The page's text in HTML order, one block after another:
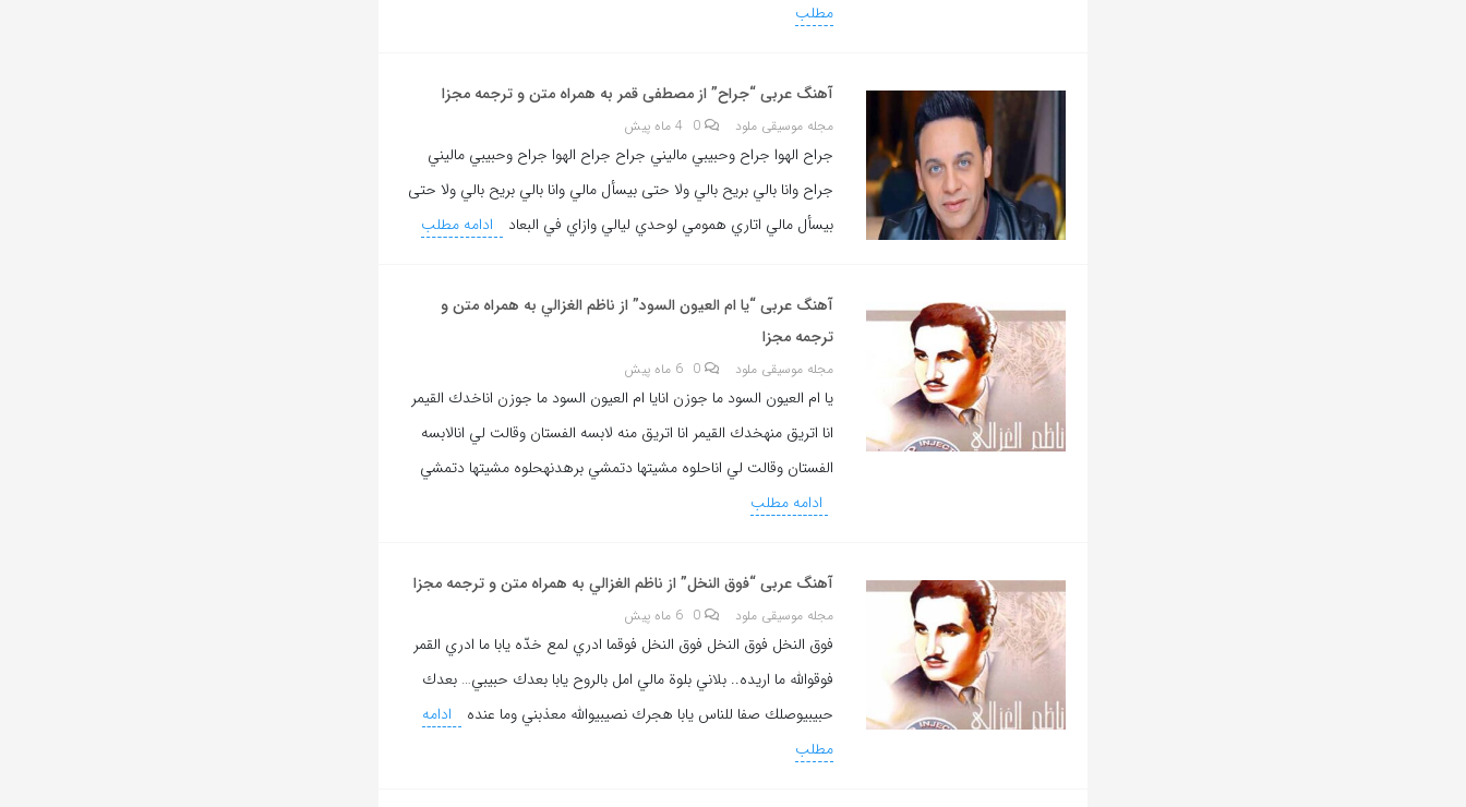
مطلب
آهنگ عربی “جراح” از مصطفى قمر به همراه متن و ترجمه مجزا
مجله موسیقی ملود 0 4 ماه پیش
جراح الهوا جراح وحبيبي ماليني جراح جراح الهوا جراح وحبيبي ماليني
جراح وانا بالي بريح بالي ولا حتى بيسأل مالي وانا بالي بريح بالي ولا حتى
بيسأل مالي اتاري همومي لوحدي ليالي وازاي في البعاد
ادامه مطلب
آهنگ عربی “يا ام العيون السود” از ناظم الغزالي به همراه متن و
ترجمه مجزا
مجله موسیقی ملود 0 6 ماه پیش
يا ام العيون السود ما جوزن انايا ام العيون السود ما جوزن اناخدك القيمر
انا اتريق منهخدك القيمر انا اتريق منه لابسه الفستان وقالت لي انالابسه
الفستان وقالت لي اناحلوه مشيتها دتمشي برهدنهحلوه مشيتها دتمشي
ادامه مطلب
آهنگ عربی “فوق النخل” از ناظم الغزالي به همراه متن و ترجمه مجزا
مجله موسیقی ملود 0 6 ماه پیش
فوق النخل فوق النخل فوق النخل فوقما ادري لمع خدّه يابا ما ادري القمر
فوقوالله ما اريده.. بلاني بلوة مالي امل بالروح يابا بعدك حبيبي… بعدك
حبيبيوصلك صفا للناس يابا هجرك نصيبيوالله معذبني وما عنده
ادامه
مطلب